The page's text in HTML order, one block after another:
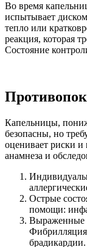
Во время
испытывает
тепло или
реакция, которая
Состояние
Капельницы,
безопасны, но
оценивает риски
анамнеза и
Острые
помощи:
Выраженные
брадикардии.